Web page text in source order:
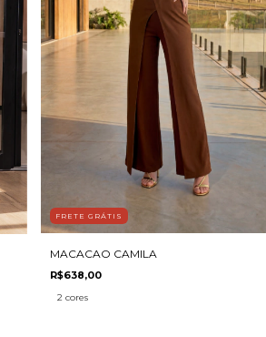
FRETE GRÁTIS
MACACAO CAMILA
R$638,00
2 cores